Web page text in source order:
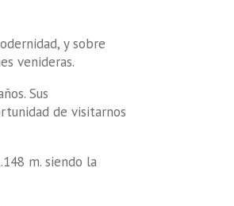
y sobre
venideras.
Sus
de visitarnos
m. siendo la